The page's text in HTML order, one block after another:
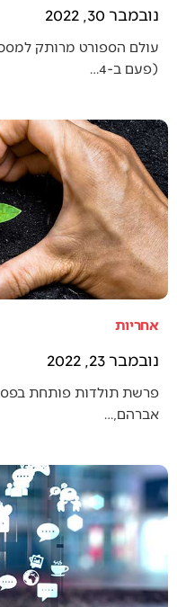
נובמבר 30, 2022
עולם הספורט מרותק
(פעם ב-4…
אחריות
נובמבר 23, 2022
פרשת תולדות פותחת
אברהם,…